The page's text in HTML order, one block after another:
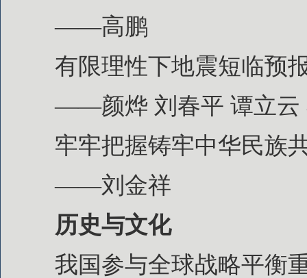
——高鹏
有限理性下地震短临预
——颜烨 刘春平 谭立云
牢牢把握铸牢中华民族
——刘金祥
历史与文化
我国参与全球战略平衡